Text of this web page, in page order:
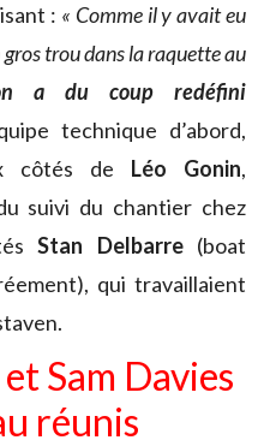
: « Comme il y avait eu
trou dans la raquette au
a du coup redéfini
technique d’abord,
côtés de Léo Gonin,
suivi du chantier chez
Stan Delbarre(boat
qui travaillaient
Sam Davies
réunis